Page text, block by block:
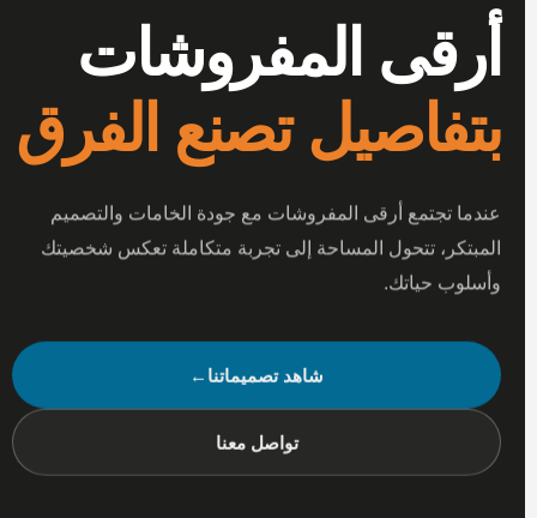
أرقى المفروشات
بتفاصيل تصنع الفرق
عندما تجتمع أرقى المفروشات مع جودة الخامات والتصميم
المبتكر، تتحول المساحة إلى تجربة متكاملة تعكس شخصيتك
وأسلوب حياتك.
شاهد تصميماتنا←
تواصل معنا